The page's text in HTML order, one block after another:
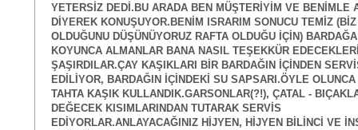
YETERSİZ DEDİ.BU ARADA BEN MÜŞTERİYİM VE BENİMLE
DİYEREK KONUŞUYOR.BENİM ISRARIM SONUCU TEMİZ
OLDUĞUNU DÜŞÜNÜYORUZ RAFTA OLDUĞU İÇİN)
KOYUNCA ALMANLAR BANA NASIL TEŞEKKÜR
ŞAŞIRDILAR.ÇAY KAŞIKLARI BİR BARDAĞIN İÇİNDEN
EDİLİYOR, BARDAĞIN İÇİNDEKİ SU SAPSARI.ÖYLE
TAHTA KAŞIK KULLANDIK.GARSONLAR(?!), ÇATAL -
DEĞECEK KISIMLARINDAN TUTARAK SERVİS
EDİYORLAR.ANLAYACAĞINIZ HİJYEN, HİJYEN BİLİNCİ VE